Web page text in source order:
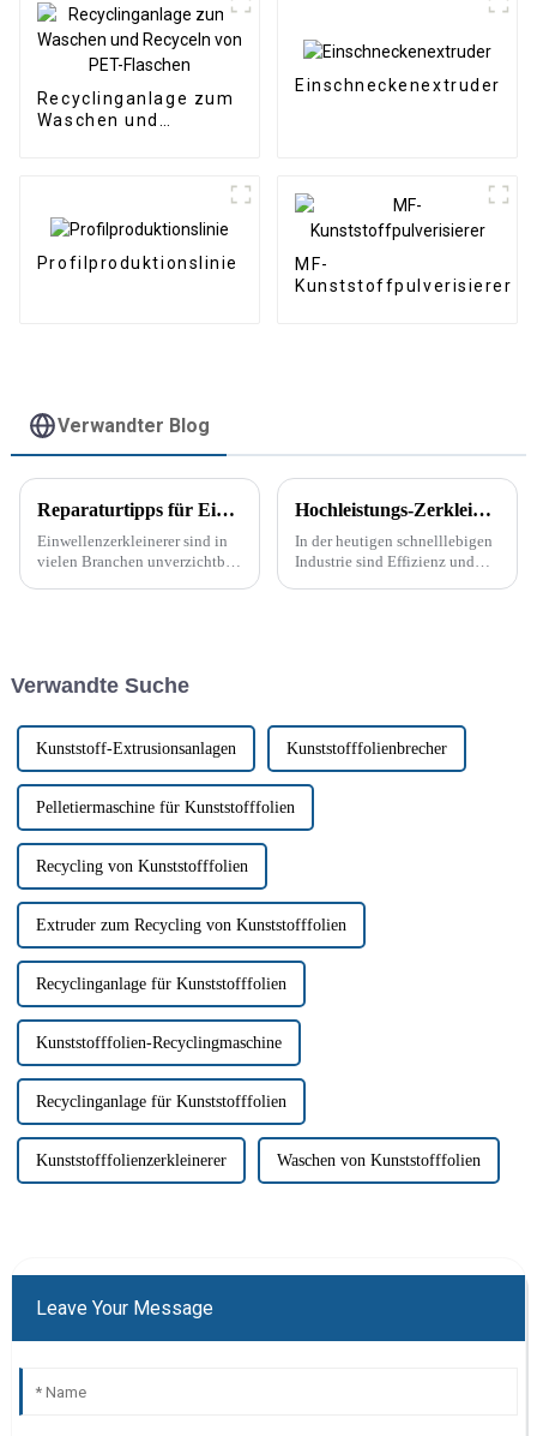
Recyclinganlage zum
Waschen und
Einschneckenextruder
Profilproduktionslinie
MF-
Kunststoffpulverisierer
Verwandter Blog
Reparaturtipps für Einwellenzerkleinerer
Einwellenzerkleinerer sind in
vielen Branchen unverzichtbar
jedoch auf Probleme stoßen.
Hochleistungs-Zerkleinerungslösungen: Industrielle Schwenkarm-Zerkleinerer
In der heutigen schnelllebigen
Industrie sind Effizienz und
Verwandte Suche
Kunststoff-Extrusionsanlagen Kunststofffolienbrecher
Pelletiermaschine für Kunststofffolien
Recycling von Kunststofffolien
Extruder zum Recycling von Kunststofffolien
Recyclinganlage für Kunststofffolien
Kunststofffolien-Recyclingmaschine
Recyclinganlage für Kunststofffolien
Kunststofffolienzerkleinerer Waschen von Kunststofffolien
Leave Your Message